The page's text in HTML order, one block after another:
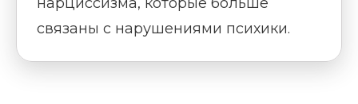
связаны с нарушениями психики.